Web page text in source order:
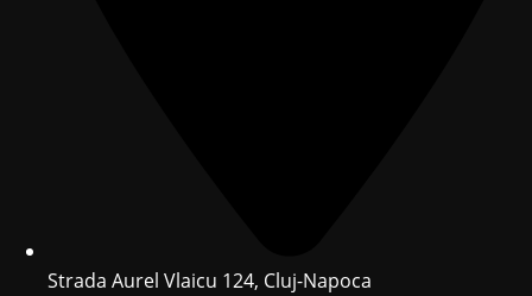
Strada Aurel Vlaicu 124, Cluj-Napoca